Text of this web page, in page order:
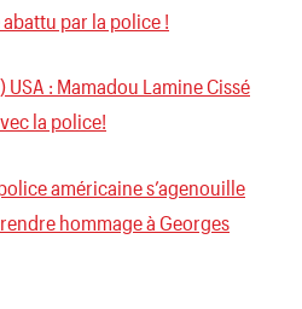
abattu par la police !
USA : Mamadou Lamine Cissé
la police!
américaine s’agenouille
hommage à Georges